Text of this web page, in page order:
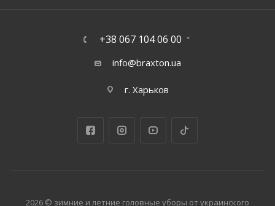
+38 067 104 06 00
info@braxton.ua
г. Харьков
2026 © зимние и летние головные уборы от украинского